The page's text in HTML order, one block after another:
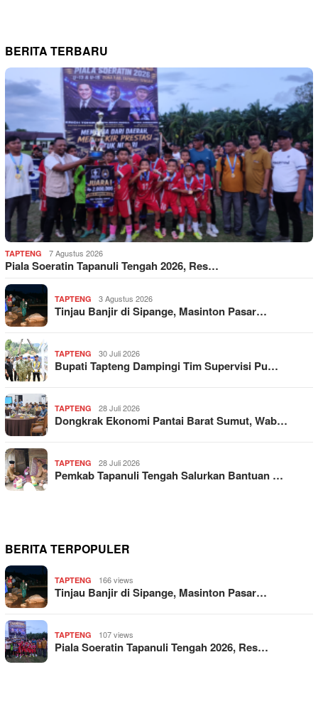
BERITA TERBARU
TAPTENG 7 Agustus 2026
Piala Soeratin Tapanuli Tengah 2026, Res…
TAPTENG 3 Agustus 2026
Tinjau Banjir di Sipange, Masinton Pasar…
TAPTENG 30 Juli 2026
Bupati Tapteng Dampingi Tim Supervisi Pu…
TAPTENG 28 Juli 2026
Dongkrak Ekonomi Pantai Barat Sumut, Wab…
TAPTENG 28 Juli 2026
Pemkab Tapanuli Tengah Salurkan Bantuan …
BERITA TERPOPULER
TAPTENG 166 views
Tinjau Banjir di Sipange, Masinton Pasar…
TAPTENG 107 views
Piala Soeratin Tapanuli Tengah 2026, Res…